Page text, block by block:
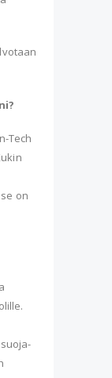
Tech
on